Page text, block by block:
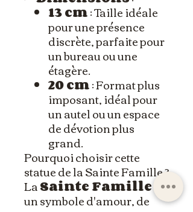
13 cm: Taille idéale
pour une présence
discrète, parfaite pour
un bureau ou une
étagère.
20 cm: Format plus
imposant, idéal pour
un autel ou un espace
de dévotion plus
grand.
Pourquoi choisir cette
statue de la Sainte Famille ?
LaSainte Famille est
un symbole d'amour, de